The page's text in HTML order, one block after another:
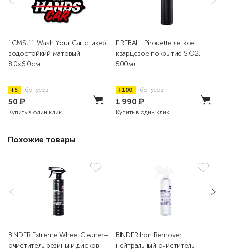
1CMSt11 Wash Your Car стикер
водостойкий матовый,
8.0x6.0см
+5 бонусов
50₽
Купить в один клик
FIREBALL Pirouette легкое
кварцевое покрытие SiO2,
500мл
+100 бонусов
1 990₽
Купить в один клик
Похожие товары
BINDER Extreme Wheel Cleaner+
очиститель резины и дисков
BINDER Iron Remover
нейтральный очиститель